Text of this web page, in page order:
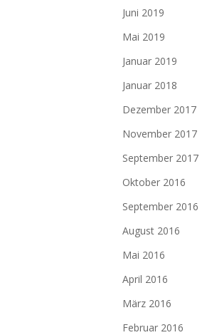
Juni 2019
Mai 2019
Januar 2019
Januar 2018
Dezember 2017
November 2017
September 2017
Oktober 2016
September 2016
August 2016
Mai 2016
April 2016
März 2016
Februar 2016